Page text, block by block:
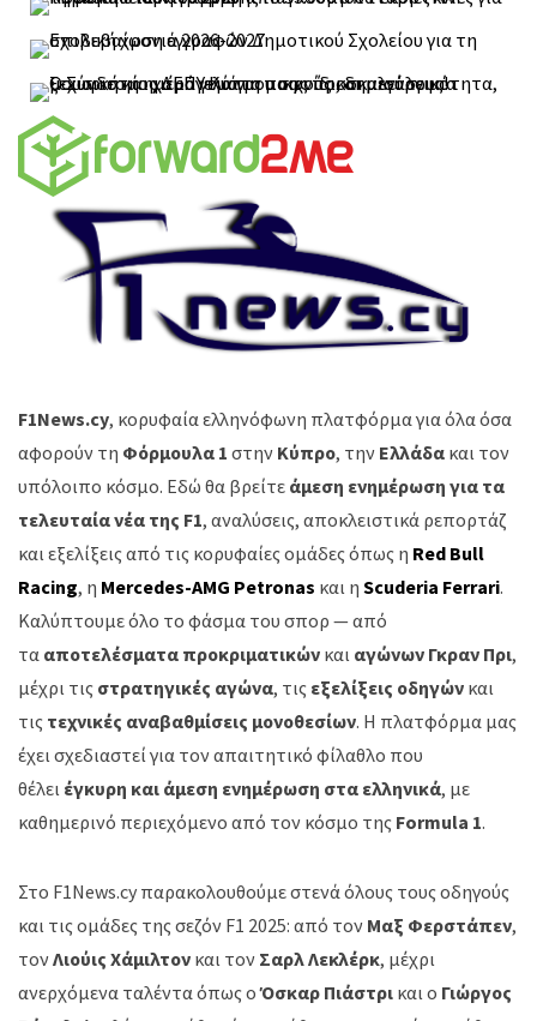
F1News.cy, κορυφαία ελληνόφωνη πλατφόρμα για όλα όσα
αφορούν τη Φόρμουλα 1 στην Κύπρο, την Ελλάδα και τον
υπόλοιπο κόσμο. Εδώ θα βρείτε άμεση ενημέρωση για τα
τελευταία νέα της F1, αναλύσεις, αποκλειστικά ρεπορτάζ
και εξελίξεις από τις κορυφαίες ομάδες όπως η Red Bull
Racing, η Mercedes-AMG Petronas και η Scuderia Ferrari.
Καλύπτουμε όλο το φάσμα του σπορ — από
τα αποτελέσματα προκριματικών και αγώνων Γκραν Πρι,
μέχρι τις στρατηγικές αγώνα, τις εξελίξεις οδηγών και
τις τεχνικές αναβαθμίσεις μονοθεσίων. Η πλατφόρμα μας
έχει σχεδιαστεί για τον απαιτητικό φίλαθλο που
θέλει έγκυρη και άμεση ενημέρωση στα ελληνικά, με
καθημερινό περιεχόμενο από τον κόσμο της Formula 1.
Στο F1News.cy παρακολουθούμε στενά όλους τους οδηγούς
και τις ομάδες της σεζόν F1 2025: από τον Μαξ Φερστάπεν,
τονΛιούις Χάμιλτον και τον Σαρλ Λεκλέρκ, μέχρι
ανερχόμενα ταλέντα όπως οΌσκαρ Πιάστρι και ο Γιώργος